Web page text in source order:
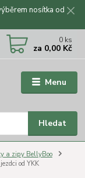
nosítka od
Menu
Hledat
0 ks
za 0,00 Kč
a zipy BellyBoo
od YKK